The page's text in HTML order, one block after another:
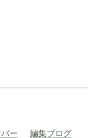
ー 編集ブログ